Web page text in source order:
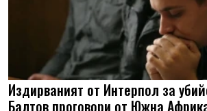
Издирваният от Интерпол за
Балтов проговори от Южна